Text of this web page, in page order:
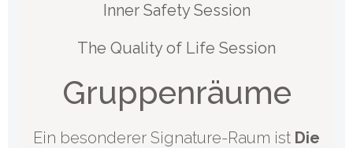
Inner Safety Session
The Quality of Life Session
Gruppenräume
Ein besonderer Signature-Raum ist Die